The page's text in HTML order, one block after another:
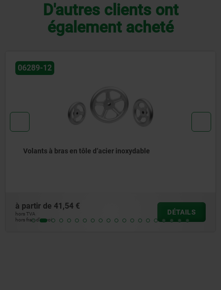
D'autres clients ont
également acheté
06289-12
Volants à bras en tôle d’acier inoxydable
à partir de 41,54 €
hors TVA
hors frais d’envoi
DÉTAILS